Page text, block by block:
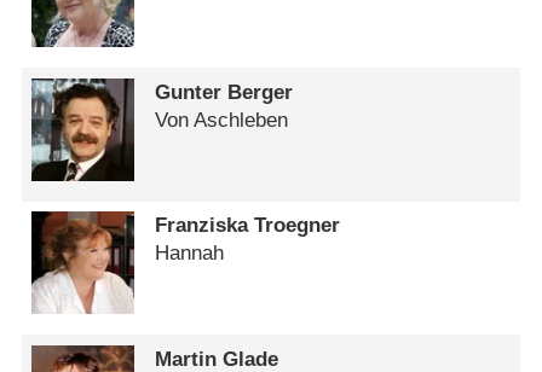
Gunter Berger
Von Aschleben
Franziska Troegner
Hannah
Martin Glade